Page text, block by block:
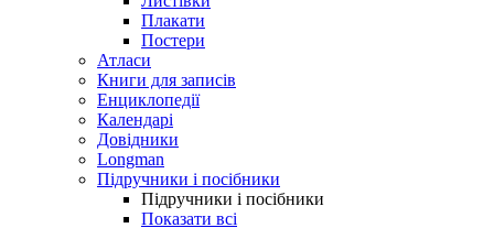
Плакати
Постери
Атласи
Книги для записів
Енциклопедії
Календарі
Довідники
Longman
Підручники і посібники
Підручники і посібники
Показати всі